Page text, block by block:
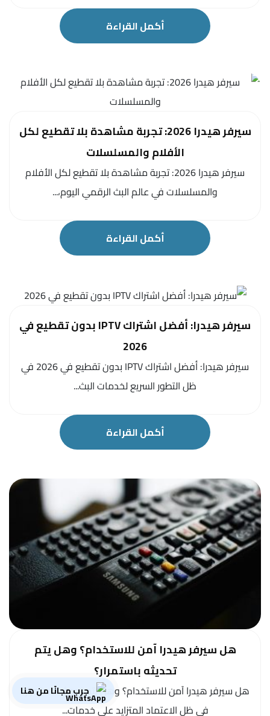
أكمل القراءة
سيرفر هيدرا 2026: تجربة مشاهدة بلا تقطيع لكل
الأفلام والمسلسلات
سيرفر هيدرا 2026: تجربة مشاهدة بلا تقطيع لكل الأفلام
والمسلسلات في عالم البث الرقمي اليوم،...
أكمل القراءة
سيرفر هيدرا: أفضل اشتراك IPTV بدون تقطيع في
2026
سيرفر هيدرا: أفضل اشتراك IPTV بدون تقطيع في 2026 في
ظل التطور السريع لخدمات البث...
أكمل القراءة
هل سيرفر هيدرا آمن للاستخدام؟ وهل يتم
تحديثه باستمرار؟
هل سيرفر هيدرا آمن للاستخدام؟ وهل يتم تحديثه باستمرار؟
في ظل الاعتماد المتزايد على خدمات...
جرب مجانًا من هنا